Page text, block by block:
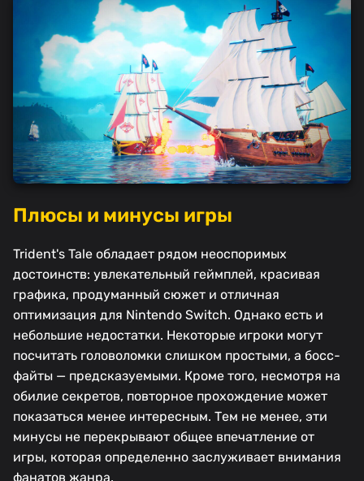
Плюсы и минусы игры
Trident's Tale обладает рядом неоспоримых
достоинств: увлекательный геймплей, красивая
графика, продуманный сюжет и отличная
оптимизация для Nintendo Switch. Однако есть и
небольшие недостатки. Некоторые игроки могут
посчитать головоломки слишком простыми, а босс-
файты — предсказуемыми. Кроме того, несмотря на
обилие секретов, повторное прохождение может
показаться менее интересным. Тем не менее, эти
минусы не перекрывают общее впечатление от
игры, которая определенно заслуживает внимания
фанатов жанра.